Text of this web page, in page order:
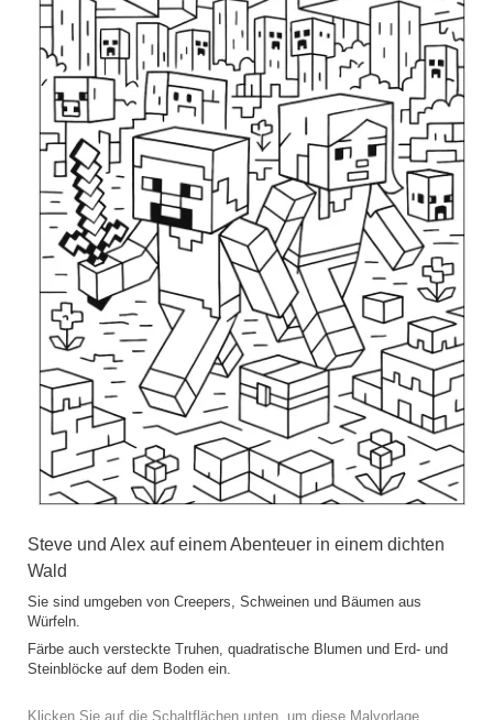
Steve und Alex auf einem Abenteuer in einem dichten
Wald
Sie sind umgeben von Creepers, Schweinen und Bäumen aus
Würfeln.
Färbe auch versteckte Truhen, quadratische Blumen und Erd- und
Steinblöcke auf dem Boden ein.
Klicken Sie auf die Schaltflächen unten, um diese Malvorlage